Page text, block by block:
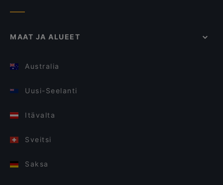
MAAT JA ALUEET
Australia
Uusi-Seelanti
Itävalta
Sveitsi
Saksa